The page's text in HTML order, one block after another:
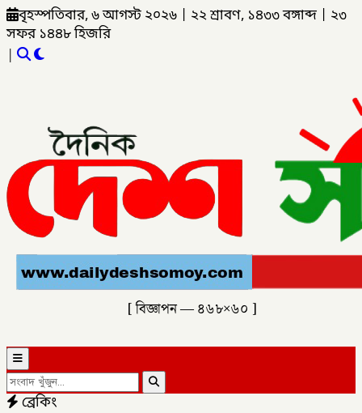
বৃহস্পতিবার, ৬ আগস্ট ২০২৬ ২২ শ্রাবণ, ১৪৩৩ বঙ্গাব্দ
২৩
সফর ১৪৪৮ হিজরি
|
[ বিজ্ঞাপন — ৪৬৮×৬০ ]
ব্রেকিং